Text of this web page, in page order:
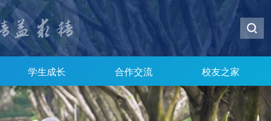
学生成长 合作交流 校友之家